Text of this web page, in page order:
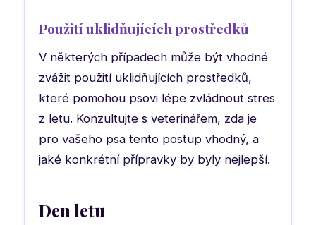
Použití uklidňujících prostředků
V některých případech může být vhodné
zvážit použití uklidňujících prostředků,
které pomohou psovi lépe zvládnout stres
z letu. Konzultujte s veterinářem, zda je
pro vašeho psa tento postup vhodný, a
jaké konkrétní přípravky by byly nejlepší.
Den letu